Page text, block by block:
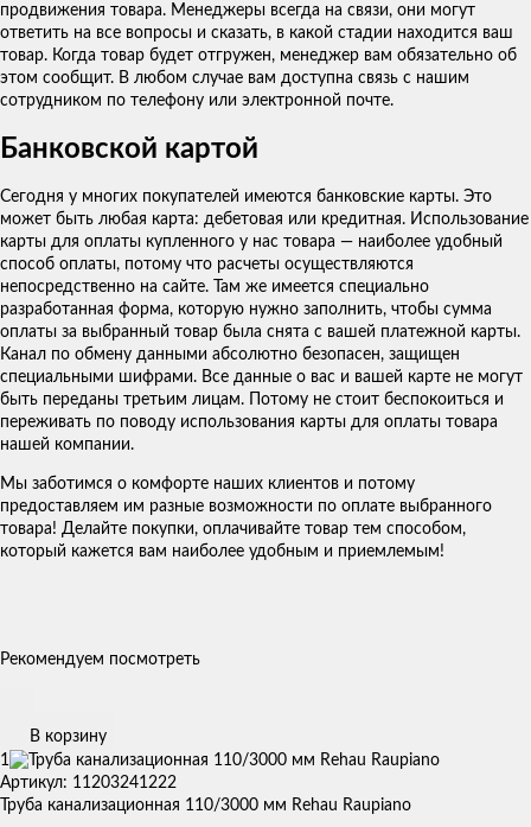
продвижения товара. Менеджеры всегда на связи, они могут
ответить на все вопросы и сказать, в какой стадии находится ваш
товар. Когда товар будет отгружен, менеджер вам обязательно об
этом сообщит. В любом случае вам доступна связь с нашим
сотрудником по телефону или электронной почте.
Банковской картой
Сегодня у многих покупателей имеются банковские карты. Это
может быть любая карта: дебетовая или кредитная. Использование
карты для оплаты купленного у нас товара — наиболее удобный
способ оплаты, потому что расчеты осуществляются
непосредственно на сайте. Там же имеется специально
разработанная форма, которую нужно заполнить, чтобы сумма
оплаты за выбранный товар была снята с вашей платежной карты.
Канал по обмену данными абсолютно безопасен, защищен
специальными шифрами. Все данные о вас и вашей карте не могут
быть переданы третьим лицам. Потому не стоит беспокоиться и
переживать по поводу использования карты для оплаты товара
нашей компании.
Мы заботимся о комфорте наших клиентов и потому
предоставляем им разные возможности по оплате выбранного
товара! Делайте покупки, оплачивайте товар тем способом,
который кажется вам наиболее удобным и приемлемым!
Рекомендуем посмотреть
В корзину
1
Артикул: 11203241222
Труба канализационная 110/3000 мм Rehau Raupiano